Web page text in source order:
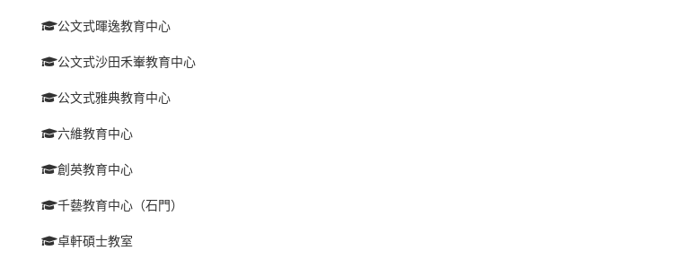
公文式暉逸教育中心
公文式沙田禾輋教育中心
公文式雅典教育中心
六維教育中心
創英教育中心
千藝教育中心（石門）
卓軒碩士教室